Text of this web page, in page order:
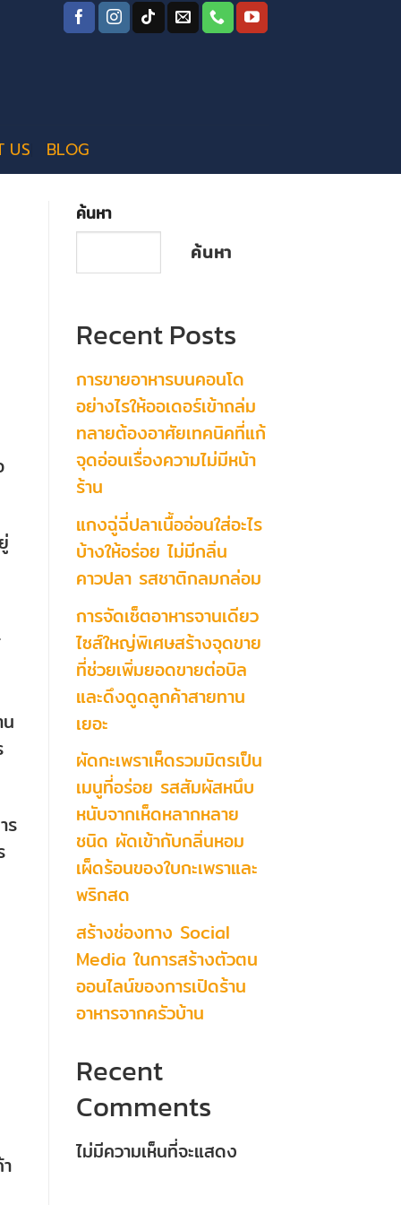
US BLOG
ร
ค้นหา
ค้นหา
Recent Posts
การขายอาหารบนคอนโด
อย่างไรให้ออเดอร์เข้าถล่ม
ทลายต้องอาศัยเทคนิคที่แก้
จุดอ่อนเรื่องความไม่มีหน้า
ร้าน
แกงฉู่ฉี่ปลาเนื้ออ่อนใส่อะไร
บ้างให้อร่อย ไม่มีกลิ่น
คาวปลา รสชาติกลมกล่อม
การจัดเซ็ตอาหารจานเดียว
ไซส์ใหญ่พิเศษสร้างจุดขาย
ที่ช่วยเพิ่มยอดขายต่อบิล
และดึงดูดลูกค้าสายทาน
เยอะ
ผัดกะเพราเห็ดรวมมิตรเป็น
เมนูที่อร่อย รสสัมผัสหนึบ
หนับจากเห็ดหลากหลาย
ชนิด ผัดเข้ากับกลิ่นหอม
เผ็ดร้อนของใบกะเพราและ
พริกสด
สร้างช่องทาง Social
Media ในการสร้างตัวตน
ออนไลน์ของการเปิดร้าน
อาหารจากครัวบ้าน
Recent
Comments
ไม่มีความเห็นที่จะแสดง